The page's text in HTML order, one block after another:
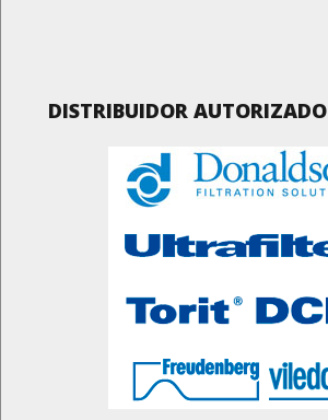
DISTRIBUIDOR AUTORIZADO